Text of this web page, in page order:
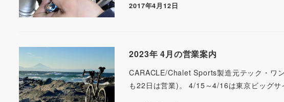
2017年4月12日
2023年 4月の営業案内
CARACLE/Chalet Sports製造元テック・ワ
も22日は営業)。 4/15～4/16は東京ビッグ